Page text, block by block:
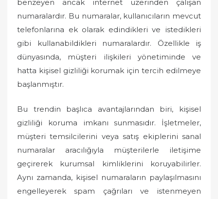
benzeyen ancak internet üzerinden çalışan
numaralardır. Bu numaralar, kullanıcıların mevcut
telefonlarına ek olarak edindikleri ve istedikleri
gibi kullanabildikleri numaralardır. Özellikle iş
dünyasında, müşteri ilişkileri yönetiminde ve
hatta kişisel gizliliği korumak için tercih edilmeye
başlanmıştır.
Bu trendin başlıca avantajlarından biri, kişisel
gizliliği koruma imkanı sunmasıdır. İşletmeler,
müşteri temsilcilerini veya satış ekiplerini sanal
numaralar aracılığıyla müşterilerle iletişime
geçirerek kurumsal kimliklerini koruyabilirler.
Aynı zamanda, kişisel numaraların paylaşılmasını
engelleyerek spam çağrıları ve istenmeyen